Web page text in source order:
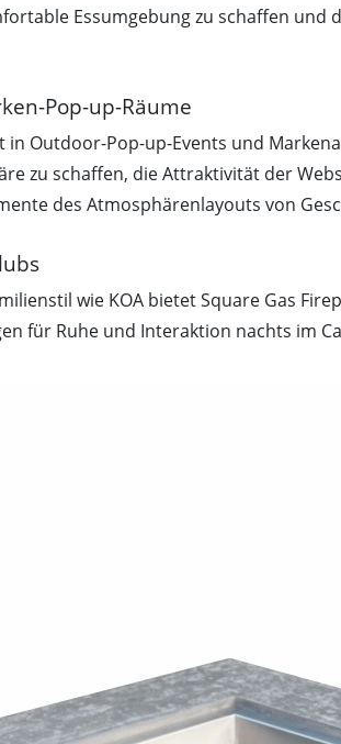
Essumgebung zu schaffen
Pop-up-Räume
Outdoor-Pop-up-Events und
zu schaffen, die Attraktivität der
des Atmosphärenlayouts von
wie KOA bietet Square Gas
für Ruhe und Interaktion nachts im